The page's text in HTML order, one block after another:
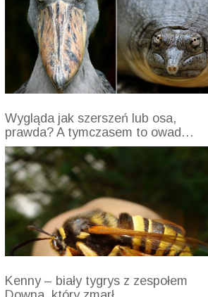
Wygląda jak szerszeń lub osa,
prawda? A tymczasem to owad…
Kenny – biały tygrys z zespołem